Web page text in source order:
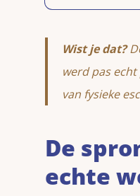
Wist je dat?
werd pas
van fysieke
De
echte